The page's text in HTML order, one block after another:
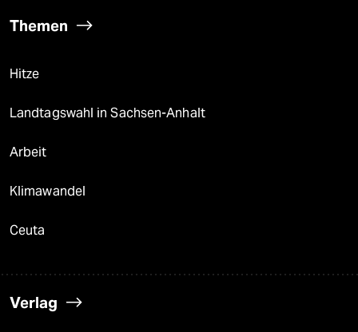
Themen
Hitze
Landtagswahl in Sachsen-Anhalt
Arbeit
Klimawandel
Ceuta
Verlag